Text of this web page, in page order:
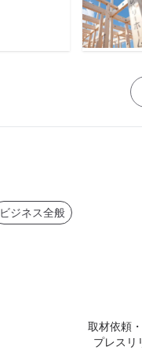
ビジネス全般
取材依頼
プレスリ